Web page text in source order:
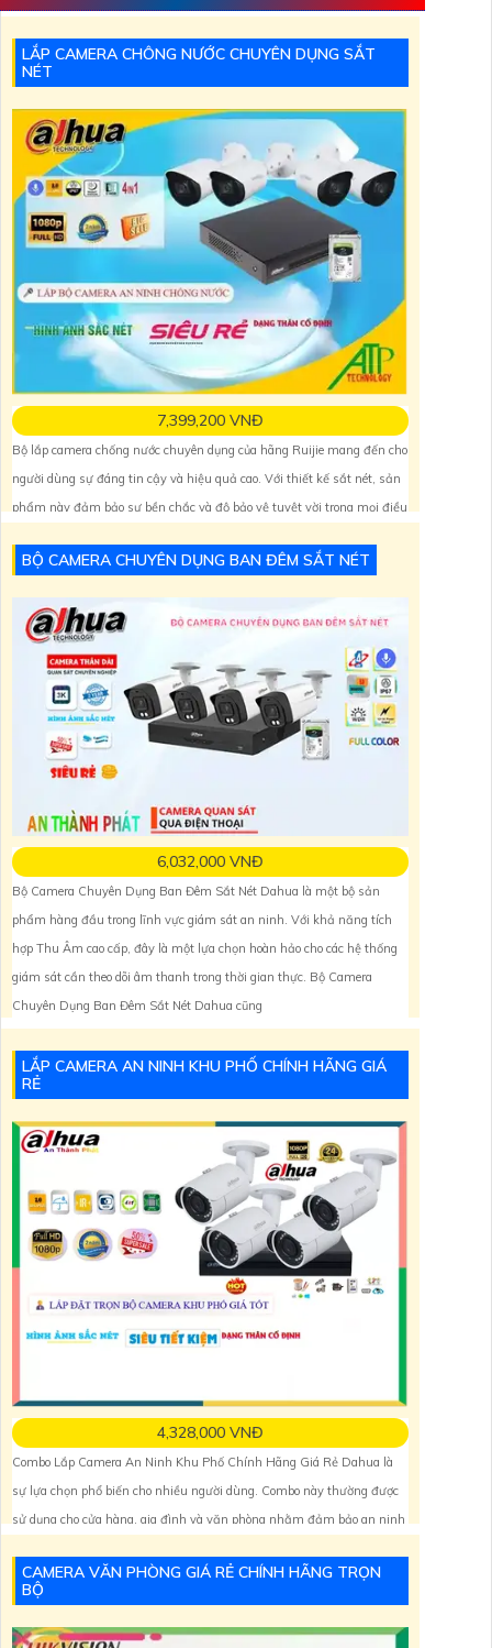
LẮP CAMERA CHÔNG NƯỚC CHUYÊN DỤNG SẮT
NÉT
7,399,200 VNĐ
Bộ lắp camera chống nước chuyên dụng của hãng Ruijie mang đến cho
người dùng sự đáng tin cậy và hiệu quả cao. Với thiết kế sắt nét, sản
phẩm này đảm bảo sự bền chắc và độ bảo vệ tuyệt vời trong mọi điều
camera này cho phép
BỘ CAMERA CHUYÊN DỤNG BAN ĐÊM SẮT NÉT
6,032,000 VNĐ
Bộ Camera Chuyên Dụng Ban Đêm Sắt Nét Dahua là một bộ sản
phẩm hàng đầu trong lĩnh vực giám sát an ninh. Với khả năng tích
hợp Thu Âm cao cấp, đây là một lựa chọn hoàn hảo cho các hệ thống
giám sát cần theo dõi âm thanh trong thời gian thực. Bộ Camera
Chuyên Dụng Ban Đêm Sắt Nét Dahua cũng
LẮP CAMERA AN NINH KHU PHỐ CHÍNH HÃNG GIÁ
RẺ
4,328,000 VNĐ
Combo Lắp Camera An Ninh Khu Phố Chính Hãng Giá Rẻ Dahua là
sự lựa chọn phổ biến cho nhiều người dùng. Combo này thường được
sử dụng cho cửa hàng, gia đình và văn phòng nhằm đảm bảo an ninh
Một trong những tính năng nổi bật của Combo này là khả năng tích
hợp Thu Âm Và Loa. Điều này
CAMERA VĂN PHÒNG GIÁ RẺ CHÍNH HÃNG TRỌN
BỘ